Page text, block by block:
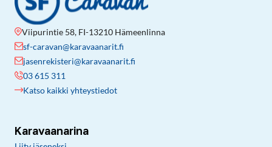
Viipurintie 58, FI-13210 Hämeenlinna
sf-caravan@karavaanarit.fi
jasenrekisteri@karavaanarit.fi
03 615 311
Katso kaikki yhteystiedot
Karavaanarina